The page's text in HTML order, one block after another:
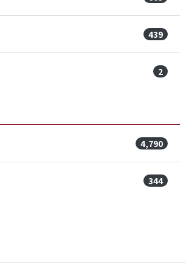
439
2
4,790
344